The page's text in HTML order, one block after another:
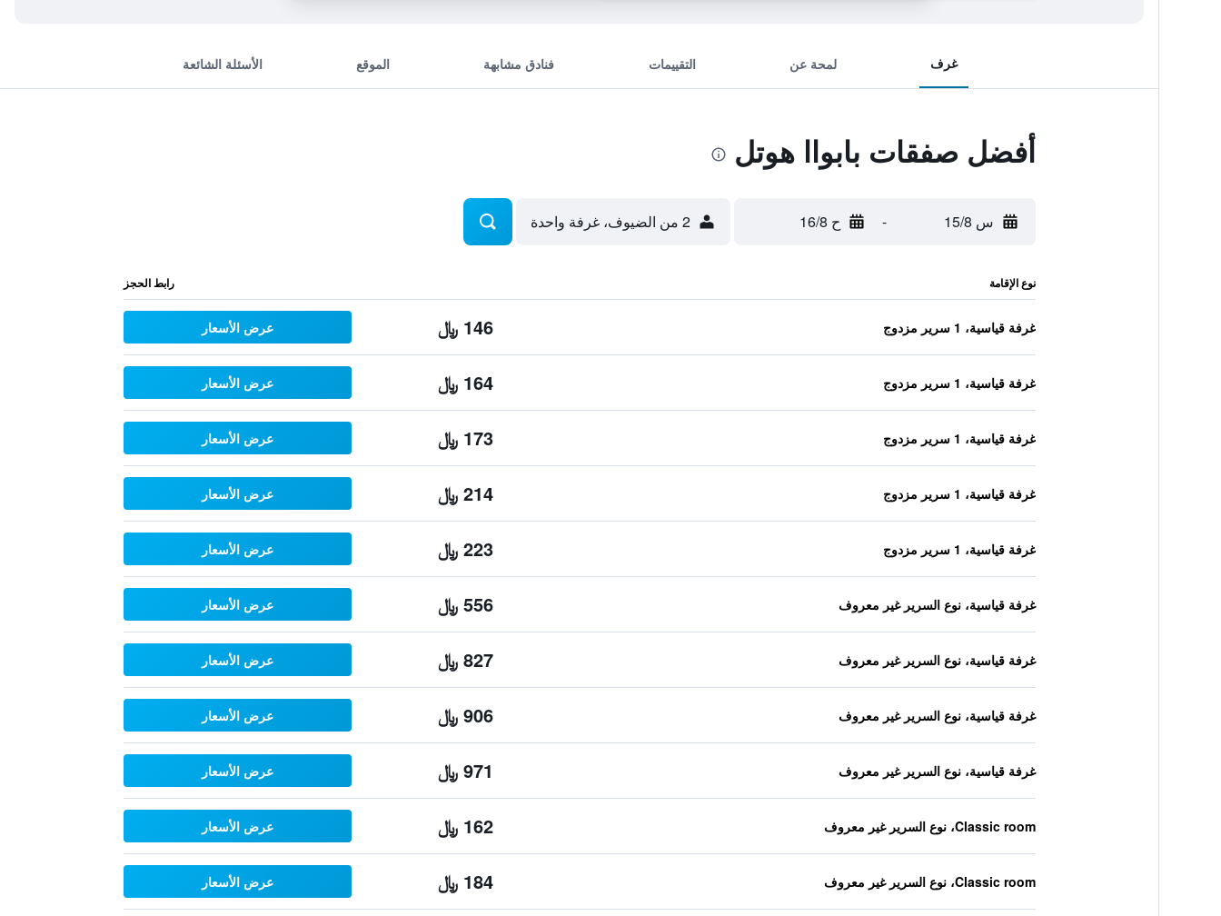
غرف لمحة عن التقييمات فنادق مشابهة الموقع الأسئلة الشائعة
أفضل صفقات بابواا هوتل
س 15/8 - ح 16/8 2 من الضيوف، غرفة واحدة
نوع الإقامة رابط الحجز
غرفة قياسية، 1 سرير مزدوج 146 ﷼ عرض الأسعار
غرفة قياسية، 1 سرير مزدوج 164 ﷼ عرض الأسعار
غرفة قياسية، 1 سرير مزدوج 173 ﷼ عرض الأسعار
غرفة قياسية، 1 سرير مزدوج 214 ﷼ عرض الأسعار
غرفة قياسية، 1 سرير مزدوج 223 ﷼ عرض الأسعار
غرفة قياسية، نوع السرير غير معروف 556 ﷼ عرض الأسعار
غرفة قياسية، نوع السرير غير معروف 827 ﷼ عرض الأسعار
غرفة قياسية، نوع السرير غير معروف 906 ﷼ عرض الأسعار
غرفة قياسية، نوع السرير غير معروف 971 ﷼ عرض الأسعار
Classic room، نوع السرير غير معروف 162 ﷼ عرض الأسعار
Classic room، نوع السرير غير معروف 184 ﷼ عرض الأسعار